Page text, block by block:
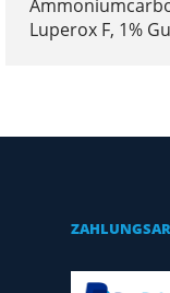
Luperox F, 1%